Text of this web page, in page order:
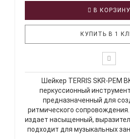
В КОРЗИНУ
КУПИТЬ В 1
Шейкер TERRIS SKR-PEM
перкуссионный
предназначенный для
ритмического
издает насыщенный,
подходит для музыкальных